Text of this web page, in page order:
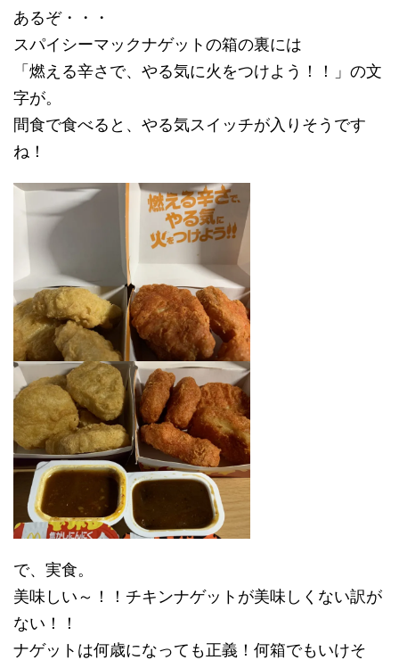
あるぞ・・・
スパイシーマックナゲットの箱の裏には
「燃える辛さで、やる気に火をつけよう！！」の文
字が。
間食で食べると、やる気スイッチが入りそうです
ね！
で、実食。
美味しい～！！チキンナゲットが美味しくない訳が
ない！！
ナゲットは何歳になっても正義！何箱でもいけそ